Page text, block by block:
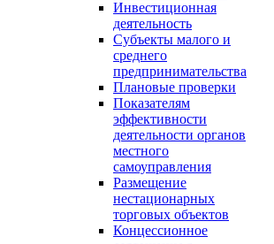
Инвестиционная
деятельность
Субъекты малого и
среднего
предпринимательства
Плановые проверки
Показателям
эффективности
деятельности органов
местного
самоуправления
Размещение
нестационарных
торговых объектов
Концессионное